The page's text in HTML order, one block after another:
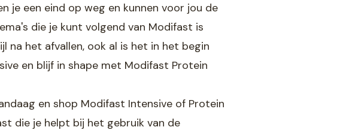
je een eind op weg en kunnen voor jou de
die je kunt volgend van Modifast is
na het afvallen, ook al is het in het begin
en blijf in shape met Modifast Protein
en shop Modifast Intensive of Protein
die je helpt bij het gebruik van de